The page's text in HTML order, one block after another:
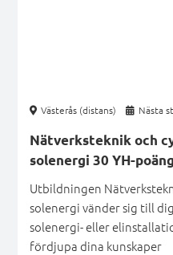
Västerås (distans) Nästa
Nätverksteknik och
solenergi 30 YH-poäng
Utbildningen
solenergi vänder sig till
solenergi- eller
fördjupa dina kunskaper